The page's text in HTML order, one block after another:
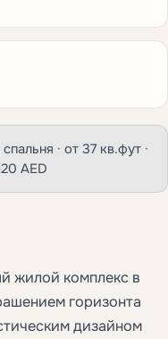
спальня · от 37 кв.фут ·
AED
жилой комплекс в
горизонта
дизайном